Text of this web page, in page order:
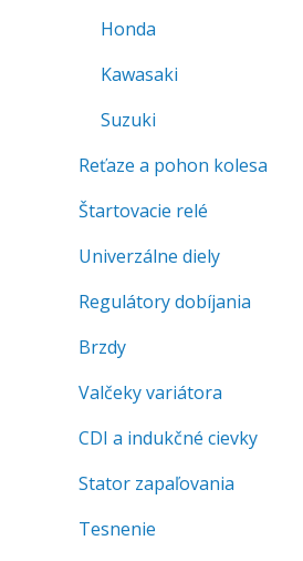
Honda
Kawasaki
Suzuki
Reťaze a pohon kolesa
Štartovacie relé
Univerzálne diely
Regulátory dobíjania
Brzdy
Valčeky variátora
CDI a indukčné cievky
Stator zapaľovania
Tesnenie